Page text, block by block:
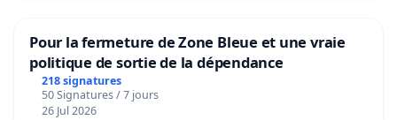
Pour la fermeture de Zone Bleue et une vraie
politique de sortie de la dépendance
218 signatures
50 Signatures / 7 jours
26 Jul 2026